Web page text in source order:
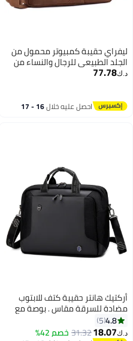
حقيبة كمبيوتر محمول من
الطبيعي للرجال والنساء من
لجهاز iPad Macbook حزام كتف قابل
77.78
احصل عليه خلال 16 - 17
هانتر حقيبة كتف للابتوب
للسرقة مقاس . بوصة مع
كتف قابل للتعديل للرجال
أسود
4.8
5
18.07
31.32خصم 42%